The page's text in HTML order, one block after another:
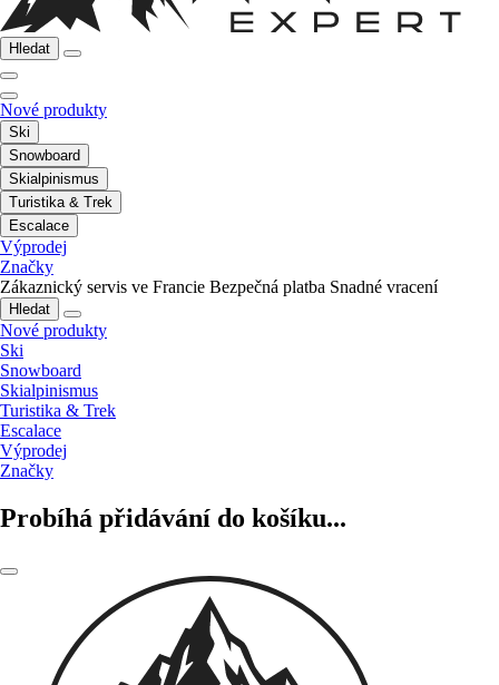
Hledat
Nové produkty
Ski
Snowboard
Skialpinismus
Turistika & Trek
Escalace
Výprodej
Značky
Zákaznický servis ve Francie Bezpečná platba Snadné vracení
Hledat
Nové produkty
Ski
Snowboard
Skialpinismus
Turistika & Trek
Escalace
Výprodej
Značky
Probíhá přidávání do košíku...